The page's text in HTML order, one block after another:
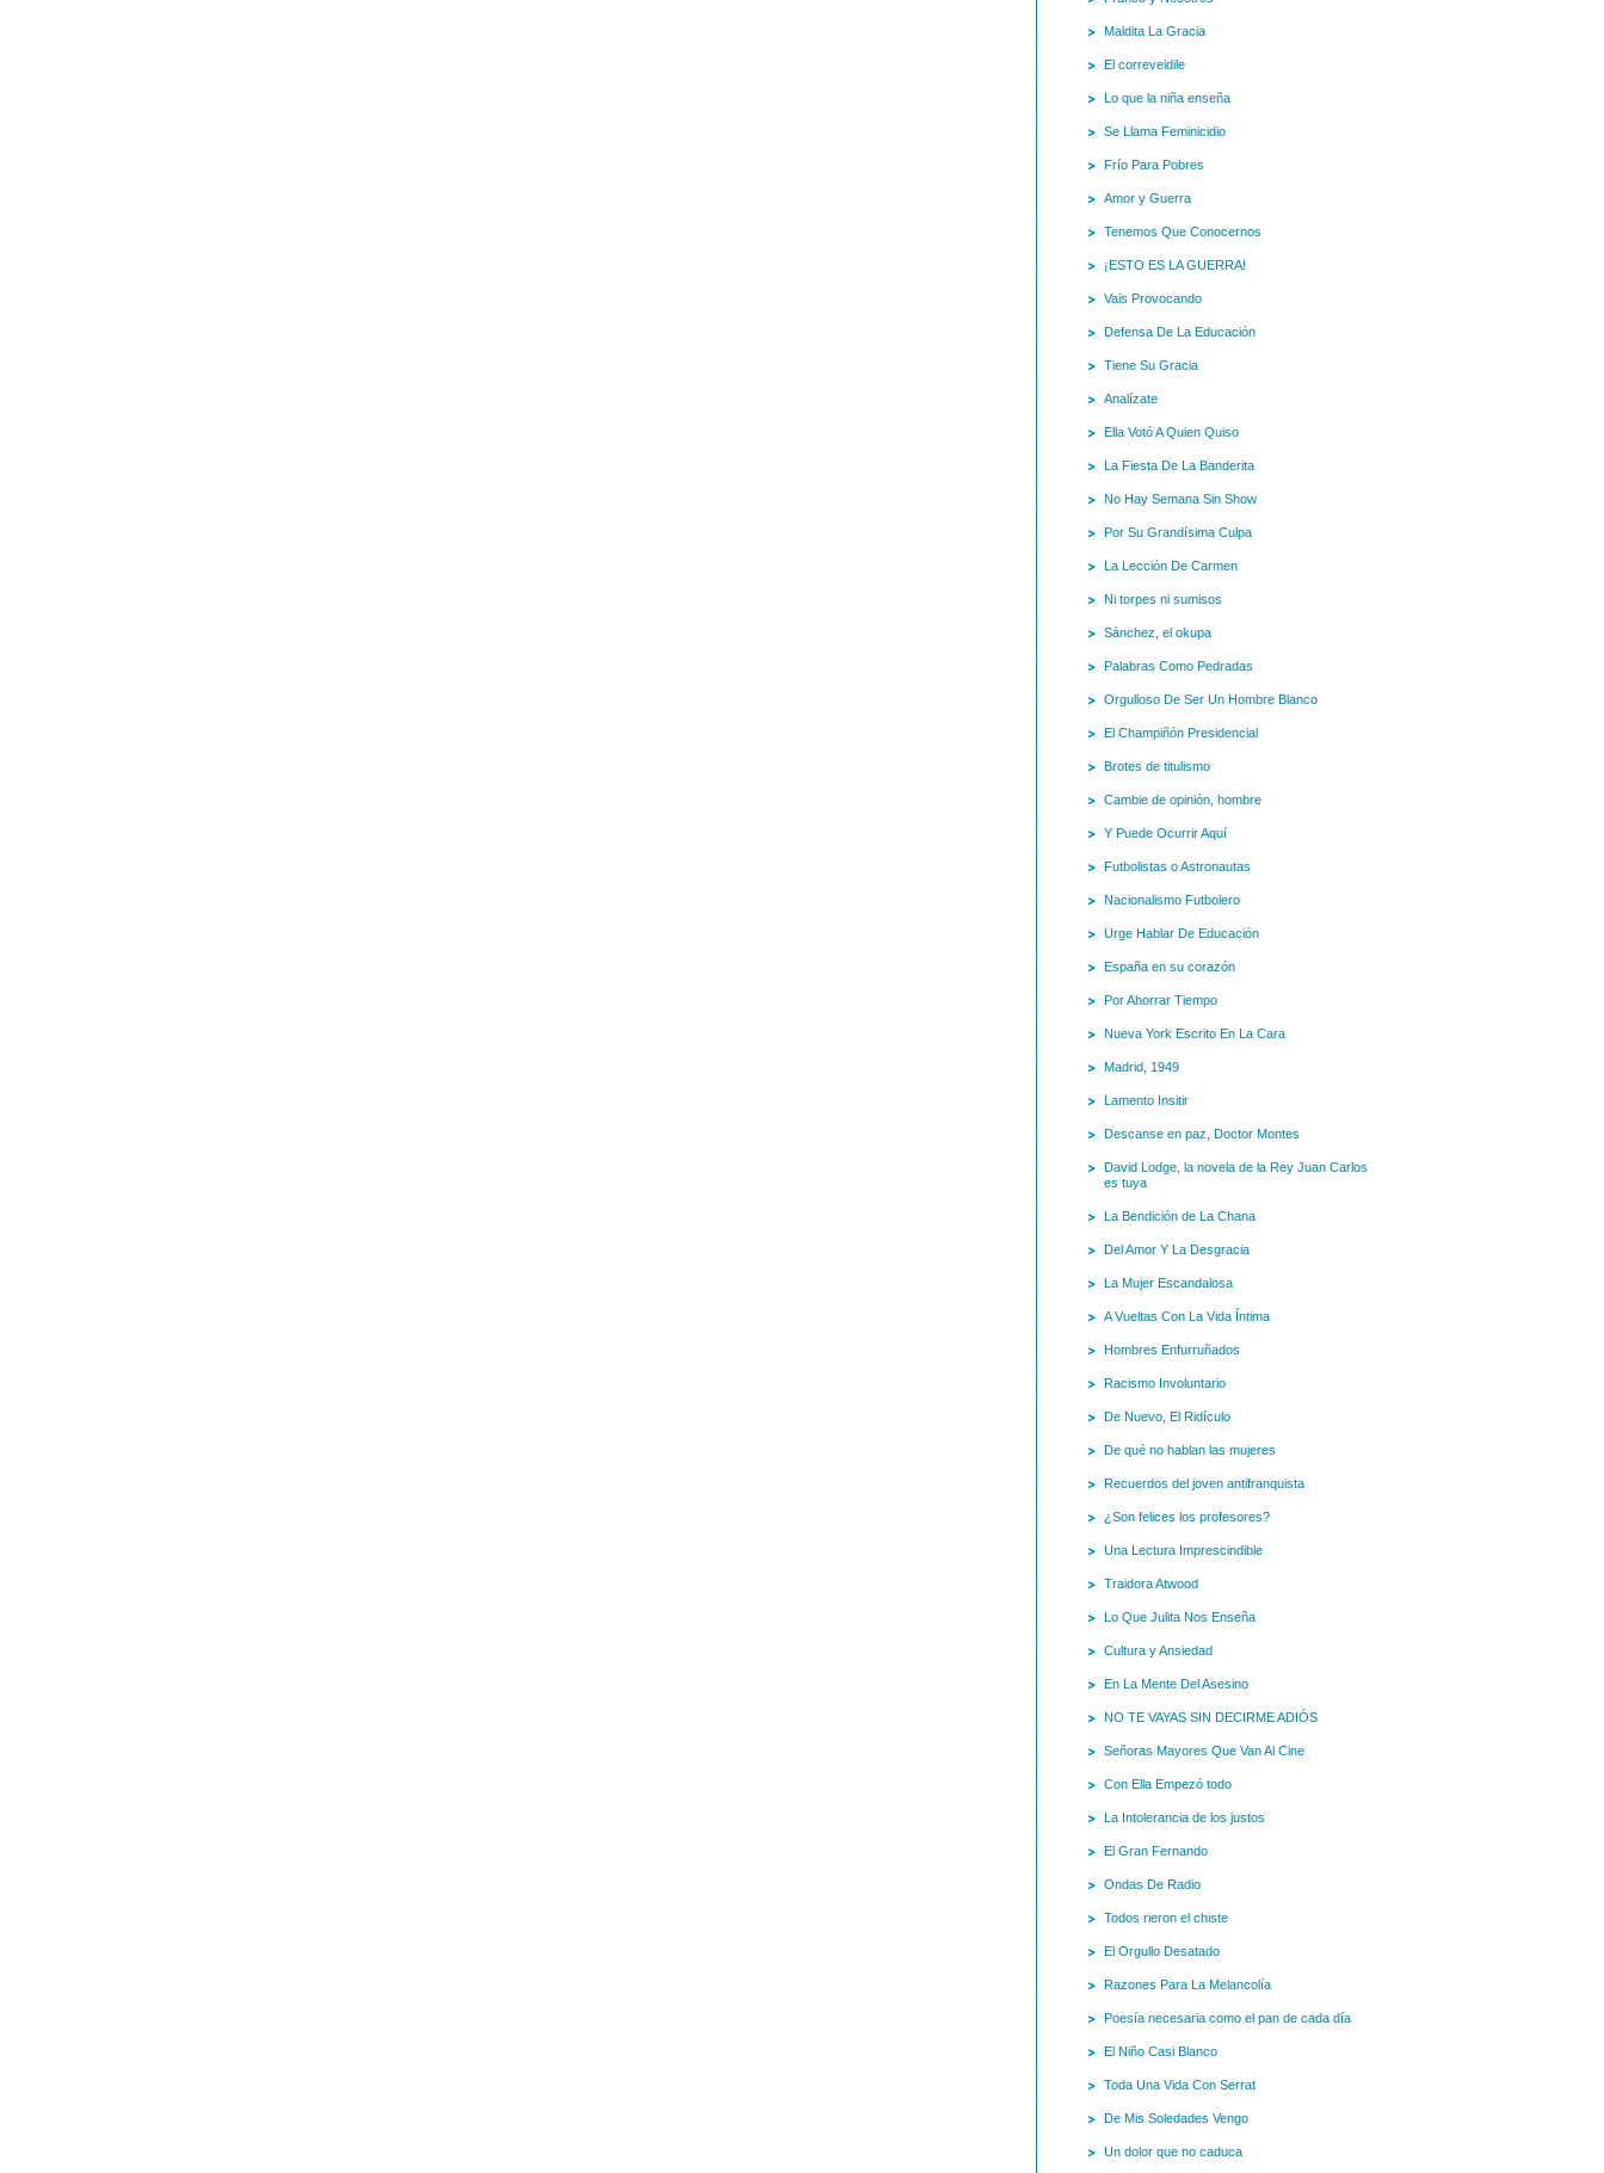
Maldita La Gracia
El correveidile
Lo que la niña enseña
Se Llama Feminicidio
Frío Para Pobres
Amor y Guerra
Tenemos Que Conocernos
¡ESTO ES LA GUERRA!
Vais Provocando
Defensa De La Educación
Tiene Su Gracia
Analízate
Ella Votó A Quien Quiso
La Fiesta De La Banderita
No Hay Semana Sin Show
Por Su Grandísima Culpa
La Lección De Carmen
Ni torpes ni sumisos
Sánchez, el okupa
Palabras Como Pedradas
Orgulloso De Ser Un Hombre Blanco
El Champiñón Presidencial
Brotes de titulismo
Cambie de opinión, hombre
Y Puede Ocurrir Aquí
Futbolistas o Astronautas
Nacionalismo Futbolero
Urge Hablar De Educación
España en su corazón
Por Ahorrar Tiempo
Nueva York Escrito En La Cara
Madrid, 1949
Lamento Insitir
Descanse en paz, Doctor Montes
David Lodge, la novela de la Rey Juan Carlos
es tuya
La Bendición de La Chana
Del Amor Y La Desgracia
La Mujer Escandalosa
A Vueltas Con La Vida Íntima
Hombres Enfurruñados
Racismo Involuntario
De Nuevo, El Ridículo
De qué no hablan las mujeres
Recuerdos del joven antifranquista
¿Son felices los profesores?
Una Lectura Imprescindible
Traidora Atwood
Lo Que Julita Nos Enseña
Cultura y Ansiedad
En La Mente Del Asesino
NO TE VAYAS SIN DECIRME ADIÓS
Señoras Mayores Que Van Al Cine
Con Ella Empezó todo
La Intolerancia de los justos
El Gran Fernando
Ondas De Radio
Todos rieron el chiste
El Orgullo Desatado
Razones Para La Melancolía
Poesía necesaria como el pan de cada día
El Niño Casi Blanco
Toda Una Vida Con Serrat
De Mis Soledades Vengo
Un dolor que no caduca